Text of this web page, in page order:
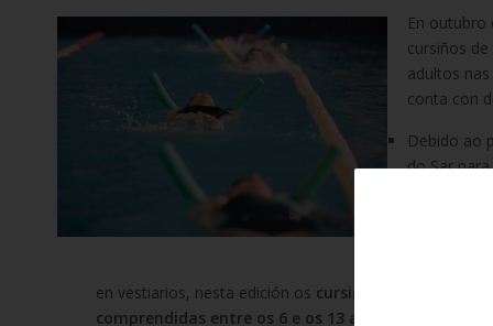
En outubro
cursiños
adultos
conta con
Debido ao
do Sar
Debido a
en vestiarios, nesta edición os cursiños de natación
comprendidas entre os 6 e os 13 anos.